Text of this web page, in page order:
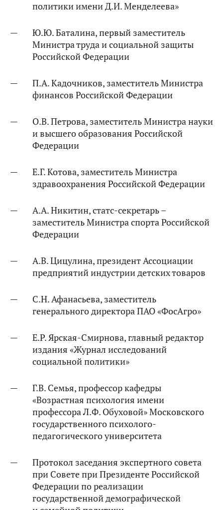
политики имени Д.И. Менделеева»
Ю.Ю. Баталина, первый заместитель
Министра труда и социальной защиты
Российской Федерации
П.А. Кадочников, заместитель Министра
финансов Российской Федерации
О.В. Петрова, заместитель Министра науки
и высшего образования Российской
Федерации
Е.Г. Котова, заместитель Министра
здравоохранения Российской Федерации
А.А. Никитин, статс-секретарь –
заместитель Министра спорта Российской
Федерации
А.В. Цицулина, президент Ассоциации
предприятий индустрии детских товаров
С.Н. Афанасьева, заместитель
генерального директора ПАО «ФосАгро»
Е.Р. Ярская-Смирнова, главный редактор
издания «Журнал исследований
социальной политики»
Г.В. Семья, профессор кафедры
«Возрастная психология имени
профессора Л.Ф. Обуховой» Московского
государственного психолого-
педагогического университета
Протокол заседания экспертного совета
при Совете при Президенте Российской
Федерации по реализации
государственной демографической